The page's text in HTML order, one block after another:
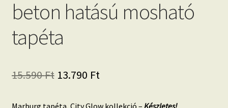
beton hatású mosható
tapéta
15.590Ft Original
13.790 FtCurrent